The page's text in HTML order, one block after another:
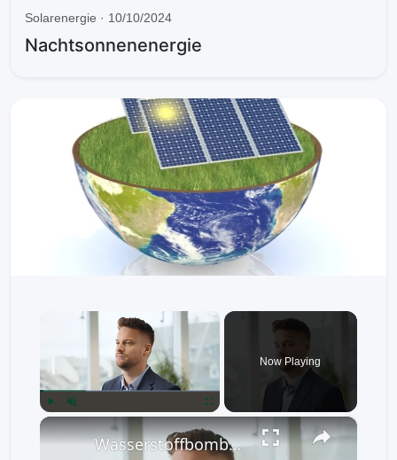
Solarenergie · 10/10/2024
Nachtsonnenenergie
×
Now Playing
×
Wasserstoffbombe: die stärkste Bombe der Welt